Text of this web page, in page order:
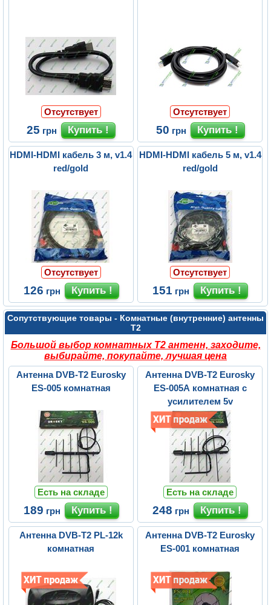
Отсутствует
25 грн
Отсутствует
50 грн
HDMI-HDMI кабель 3 м, v1.4
red/gold
Отсутствует
126 грн
HDMI-HDMI кабель 5 м, v1.4
red/gold
Отсутствует
151 грн
Сопутствующие товары - Комнатные (внутренние) антенны
Т2
Большой выбор комнатных Т2 антенн, заходите,
выбирайте, покупайте, лучшая цена
Антенна DVB-T2 Eurosky
ES-005 комнатная
Есть на складе
189 грн
Антенна DVB-T2 Eurosky
ES-005A комнатная с
усилителем 5v
Есть на складе
248 грн
Антенна DVB-T2 PL-12k
комнатная
Антенна DVB-T2 Eurosky
ES-001 комнатная